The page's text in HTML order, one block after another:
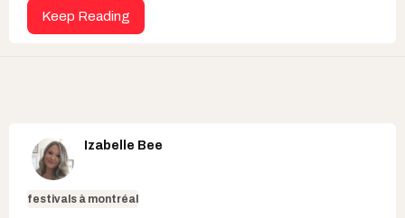
Keep Reading
Izabelle Bee
festivals à montréal